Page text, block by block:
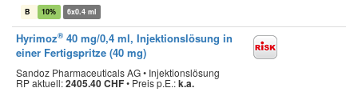
B 10% 6x0.4 ml
Hyrimoz® 40 mg/0,4 ml, Injektionslösung in
einer Fertigspritze (40 mg)
Sandoz Pharmaceuticals AG • Injektionslösung
RP aktuell:2405.40 CHF• Preis p.E.:k.a.